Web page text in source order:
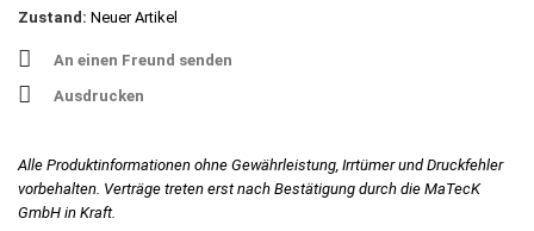
Zustand: Neuer Artikel
An einen Freund senden
Ausdrucken
Alle Produktinformationen ohne Gewährleistung, Irrtümer und Druckfehler
vorbehalten. Verträge treten erst nach Bestätigung durch die MaTecK
GmbH in Kraft.